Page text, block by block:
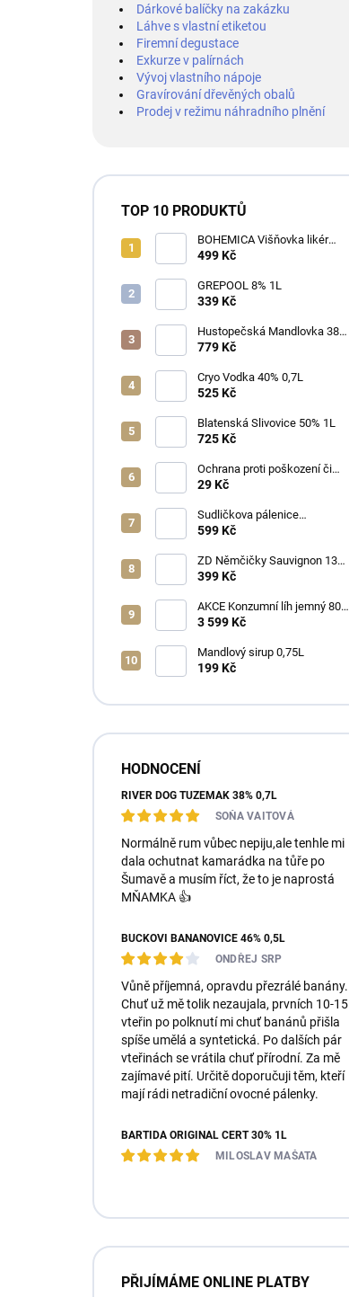
Dárkové balíčky na zakázku
Láhve s vlastní etiketou
Firemní degustace
Exkurze v palírnách
Vývoj vlastního nápoje
Gravírování dřevěných obalů
Prodej v režimu náhradního plnění
TOP 10 PRODUKTŮ
BOHEMICA Višňovka likér
25% 0,7L
499 Kč
GREPOOL 8% 1L
339 Kč
Hustopečská Mandlovka 38%
1L
779 Kč
Cryo Vodka 40% 0,7L
525 Kč
Blatenská Slivovice 50% 1L
725 Kč
Ochrana proti poškození či
ztrátě
29 Kč
Sudličkova pálenice
Ořechovka 30% 0,7L
599 Kč
ZD Němčičky Sauvignon 13%
2025 Bag in Box 3L - suché
399 Kč
AKCE Konzumní líh jemný 80%
min 6x1L
3 599 Kč
Mandlový sirup 0,75L
199 Kč
HODNOCENÍ
RIVER DOG TUZEMÁK 38% 0,7L
SOŇA VAITOVÁ
Normálně rum vůbec nepiju,ale tenhle mi
dala ochutnat kamarádka na tůře po
Šumavě a musím říct, že to je naprostá
MŇAMKA 👍
BUČKOVI BANÁNOVICE 46% 0,5L
ONDŘEJ SRP
Vůně příjemná, opravdu přezrálé banány.
Chuť už mě tolik nezaujala, prvních 10-15
vteřin po polknutí mi chuť banánů přišla
spíše umělá a syntetická. Po dalších pár
vteřinách se vrátila chuť přírodní. Za mě
zajímavé pití. Určitě doporučuji těm, kteří
mají rádi netradiční ovocné pálenky.
BARTIDA ORIGINÁL ČERT 30% 1L
MILOSLAV MAŠATA
PŘIJÍMÁME ONLINE PLATBY